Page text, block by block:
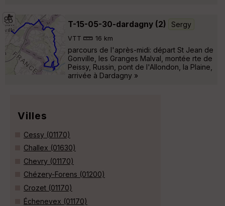
T-15-05-30-dardagny (2) Sergy
VTT 16 km
parcours de l'après-midi: départ St Jean de
Gonville, les Granges Malval, montée rte de
Peissy, Russin, pont de l'Allondon, la Plaine,
arrivée à Dardagny »
Villes
Cessy (01170)
Challex (01630)
Chevry (01170)
Chézery-Forens (01200)
Crozet (01170)
Échenevex (01170)